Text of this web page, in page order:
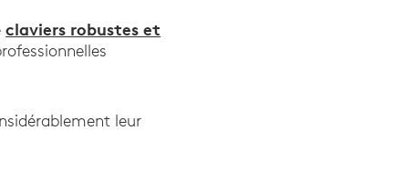
rapides", Typing.com, août 2020
claviers robustes et
leur